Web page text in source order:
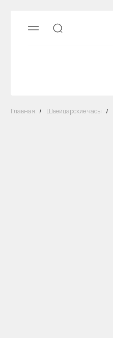
Главная / Швейцарские часы /